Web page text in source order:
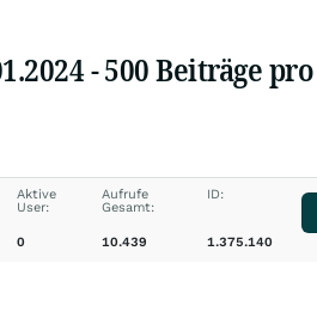
- 500 Beiträge
Aktive
User:
0
Aufrufe
Gesamt:
10.439
ID:
1.375.140